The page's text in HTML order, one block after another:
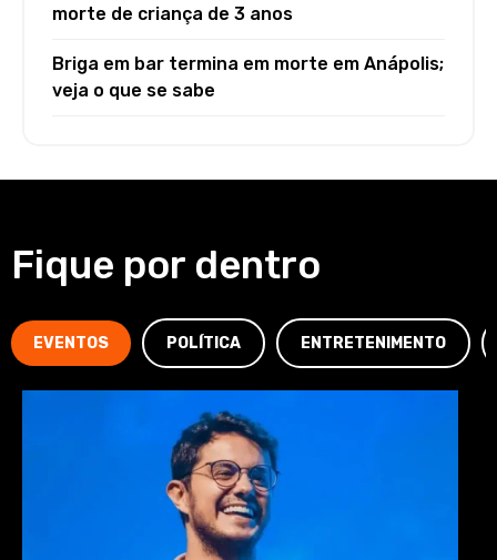
morte de criança de 3 anos
Briga em bar termina em morte em Anápolis;
veja o que se sabe
Fique por dentro
EVENTOS POLÍTICA ENTRETENIMENTO